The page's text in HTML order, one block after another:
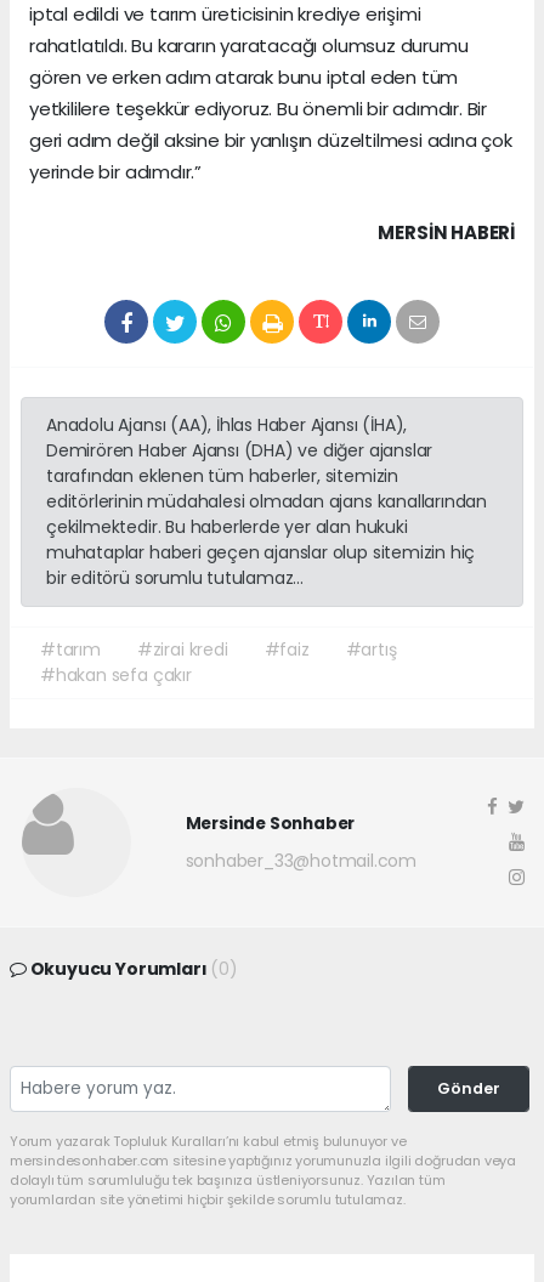
iptal edildi ve tarım üreticisinin krediye erişimi
rahatlatıldı. Bu kararın yaratacağı olumsuz durumu
gören ve erken adım atarak bunu iptal eden tüm
yetkililere teşekkür ediyoruz. Bu önemli bir adımdır. Bir
geri adım değil aksine bir yanlışın düzeltilmesi adına çok
yerinde bir adımdır.”
MERSIN HABERİ
Anadolu Ajansı (AA), İhlas Haber Ajansı (İHA),
Demirören Haber Ajansı (DHA) ve diğer ajanslar
tarafından eklenen tüm haberler, sitemizin
editörlerinin müdahalesi olmadan ajans kanallarından
çekilmektedir. Bu haberlerde yer alan hukuki
muhataplar haberi geçen ajanslar olup sitemizin hiç
bir editörü sorumlu tutulamaz...
#tarım #zirai kredi #faiz
#artış
#hakan sefa çakır
Mersinde Sonhaber
sonhaber_33@hotmail.com
Okuyucu Yorumları (0)
Gönder
Yorum yazarak Topluluk Kuralları’nı kabul etmiş bulunuyor ve
mersindesonhaber.com sitesine yaptığınız yorumunuzla ilgili doğrudan veya
dolaylı tüm sorumluluğu tek başınıza üstleniyorsunuz. Yazılan tüm
yorumlardan site yönetimi hiçbir şekilde sorumlu tutulamaz.